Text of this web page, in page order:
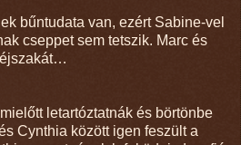
bűntudata van, ezért Sabine-vel
cseppet sem tetszik. Marc és
letartóztatnák és börtönbe
Cynthia között igen feszült a